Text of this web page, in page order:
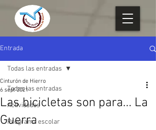
Entrada
Todas las entradas
Actividades
Programa escolar
Todas las entradas
Las bicicletas son para... La
Guerra
Cinturón de Hierro
6 sept 2021